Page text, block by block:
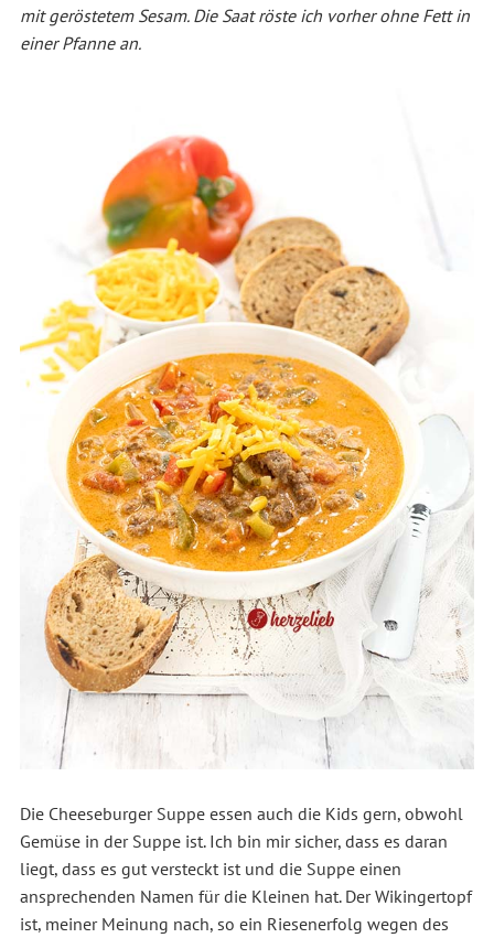
mit geröstetem Sesam. Die Saat röste ich vorher ohne Fett in
einer Pfanne an.
Die Cheeseburger Suppe essen auch die Kids gern, obwohl
Gemüse in der Suppe ist. Ich bin mir sicher, dass es daran
liegt, dass es gut versteckt ist und die Suppe einen
ansprechenden Namen für die Kleinen hat. Der Wikingertopf
ist, meiner Meinung nach, so ein Riesenerfolg wegen des